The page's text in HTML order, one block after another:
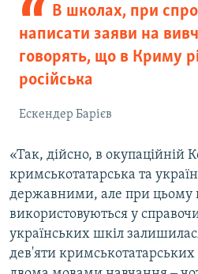
В школах, при
написати заяви на
говорять, що в Криму
російська
Ескендер Барієв
«Так, дійсно, в окупаційній
кримськотатарська та
державними, але при цьому
використовуються у
українських шкіл
дев'яти